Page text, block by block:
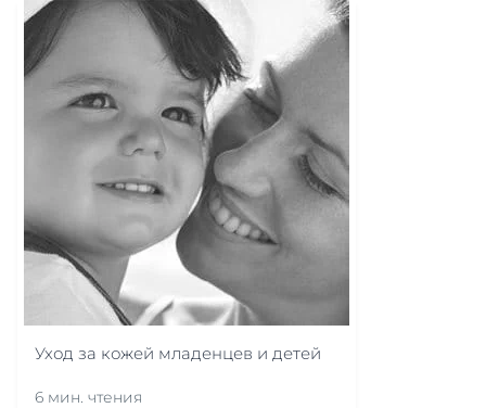
Уход за кожей младенцев и детей
6 мин. чтения